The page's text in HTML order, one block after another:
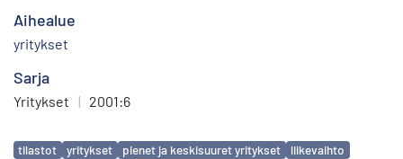
Aihealue
yritykset
Sarja
Yritykset | 2001:6
Avainsanat
tilastot yritykset pienet ja keskisuuret yritykset
liikevaihto